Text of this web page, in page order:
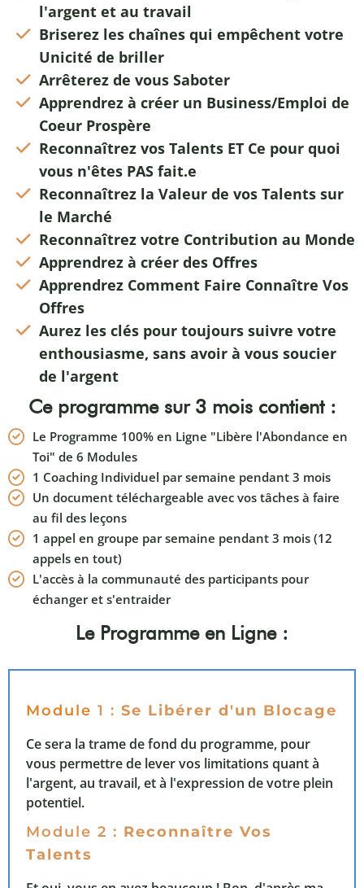
l'argent et au travail
Briserez les chaînes qui empêchent votre
Unicité de briller
Arrêterez de vous Saboter
Apprendrez à créer un Business/Emploi de
Coeur Prospère
Reconnaîtrez vos Talents ET Ce pour quoi
vous n'êtes PAS fait.e
Reconnaîtrez la Valeur de vos Talents sur
le Marché
Reconnaîtrez votre Contribution au Monde
Apprendrez à créer des Offres
Apprendrez Comment Faire Connaître Vos
Offres
Aurez les clés pour toujours suivre votre
enthousiasme, sans avoir à vous soucier
de l'argent
Ce programme sur 3 mois contient :
Le Programme 100% en Ligne "Libère l'Abondance en
Toi" de 6 Modules
1 Coaching Individuel par semaine pendant 3 mois
Un document téléchargeable avec vos tâches à faire
au fil des leçons
1 appel en groupe par semaine pendant 3 mois (12
appels en tout)
L'accès à la communauté des participants pour
échanger et s'entraider
Le Programme en Ligne :
Module 1 : Se Libérer d'un Blocage
Ce sera la trame de fond du programme, pour
vous permettre de lever vos limitations quant à
l'argent, au travail, et à l'expression de votre plein
potentiel.
Module 2 : Reconnaître Vos
Talents